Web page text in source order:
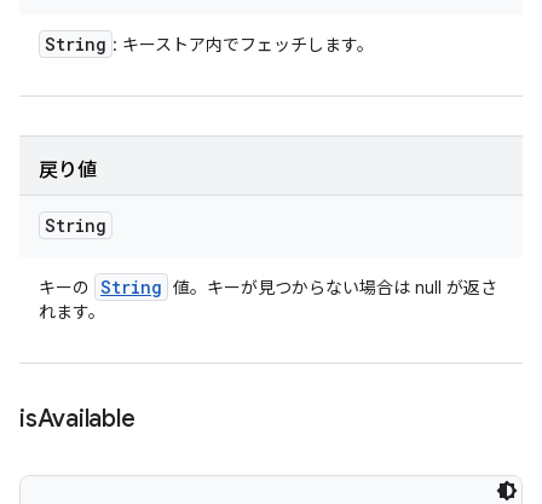
String : キーストア内でフェッチします。
戻り値
String
キーの String 値。キーが見つからない場合は null が返さ
れます。
isAvailable